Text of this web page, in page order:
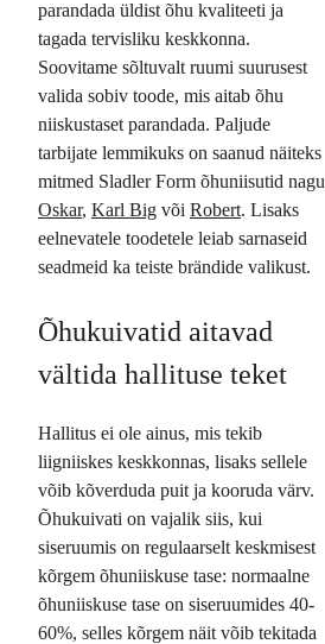
parandada üldist õhu kvaliteeti ja
tagada tervisliku keskkonna.
Soovitame sõltuvalt ruumi suurusest
valida sobiv toode, mis aitab õhu
niiskustaset parandada. Paljude
tarbijate lemmikuks on saanud näiteks
mitmed Sladler Form õhuniisutid nagu
Oskar, Karl Big või Robert. Lisaks
eelnevatele toodetele leiab sarnaseid
seadmeid ka teiste brändide valikust.
Õhukuivatid aitavad
vältida hallituse teket
Hallitus ei ole ainus, mis tekib
liigniiskes keskkonnas, lisaks sellele
võib kõverduda puit ja kooruda värv.
Õhukuivati on vajalik siis, kui
siseruumis on regulaarselt keskmisest
kõrgem õhuniiskuse tase: normaalne
õhuniiskuse tase on siseruumides 40-
60%, selles kõrgem näit võib tekitada